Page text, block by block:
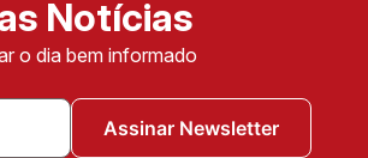
Notícias
o dia bem informado
Assinar Newsletter